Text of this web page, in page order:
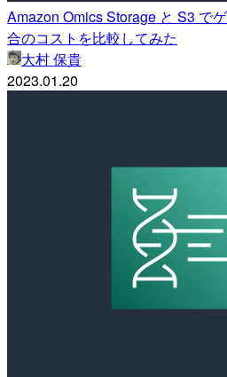
Amazon Omics Storage と S3 で
合のコストを比較してみた
大村 保貴
2023.01.20